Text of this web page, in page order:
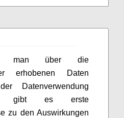
man über die
erhobenen Daten
Datenverwendung
gibt es erste
zu den Auswirkungen